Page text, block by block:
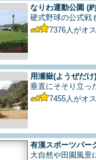
なりわ運動公園 (
硬式野球の公式戦
7376 人がオ
用瀬嶽(ようぜだ
垂直にそそり立っ
7455 人がオ
有漢スポーツパー
大自然や田園風